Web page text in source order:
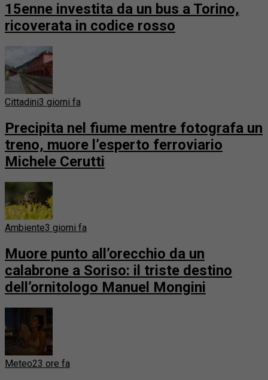
15enne investita da un bus a Torino,
ricoverata in codice rosso
Cittadini3 giorni fa
Precipita nel fiume mentre fotografa un
treno, muore l’esperto ferroviario
Michele Cerutti
Ambiente3 giorni fa
Muore punto all’orecchio da un
calabrone a Soriso: il triste destino
dell’ornitologo Manuel Mongini
Meteo23 ore fa